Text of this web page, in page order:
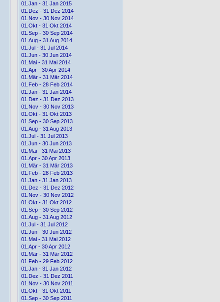
01.Jan - 31 Jan 2015
01.Dez - 31 Dez 2014
01.Nov - 30 Nov 2014
01.Okt - 31 Okt 2014
01.Sep - 30 Sep 2014
01.Aug - 31 Aug 2014
01.Jul - 31 Jul 2014
01.Jun - 30 Jun 2014
01.Mai - 31 Mai 2014
01.Apr - 30 Apr 2014
01.Mär - 31 Mär 2014
01.Feb - 28 Feb 2014
01.Jan - 31 Jan 2014
01.Dez - 31 Dez 2013
01.Nov - 30 Nov 2013
01.Okt - 31 Okt 2013
01.Sep - 30 Sep 2013
01.Aug - 31 Aug 2013
01.Jul - 31 Jul 2013
01.Jun - 30 Jun 2013
01.Mai - 31 Mai 2013
01.Apr - 30 Apr 2013
01.Mär - 31 Mär 2013
01.Feb - 28 Feb 2013
01.Jan - 31 Jan 2013
01.Dez - 31 Dez 2012
01.Nov - 30 Nov 2012
01.Okt - 31 Okt 2012
01.Sep - 30 Sep 2012
01.Aug - 31 Aug 2012
01.Jul - 31 Jul 2012
01.Jun - 30 Jun 2012
01.Mai - 31 Mai 2012
01.Apr - 30 Apr 2012
01.Mär - 31 Mär 2012
01.Feb - 29 Feb 2012
01.Jan - 31 Jan 2012
01.Dez - 31 Dez 2011
01.Nov - 30 Nov 2011
01.Okt - 31 Okt 2011
01.Sep - 30 Sep 2011